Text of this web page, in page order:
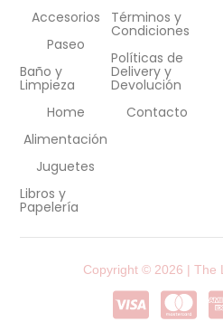
Accesorios
Paseo
Baño y
Limpieza
Home
Alimentación
Juguetes
Libros y
Papelería
Términos y
Condiciones
Políticas de
Delivery y
Devolución
Contacto
Copyright © 2026 | The
C C